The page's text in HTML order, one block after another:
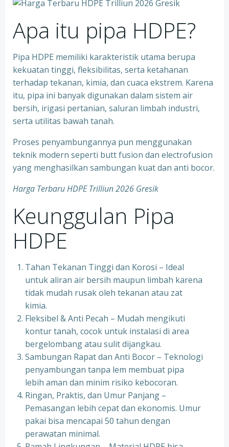
Apa itu pipa HDPE?
Pipa HDPE memiliki karakteristik utama berupa
kekuatan tinggi, fleksibilitas, serta ketahanan
terhadap tekanan, kimia, dan cuaca ekstrem. Karena
itu, pipa ini banyak digunakan dalam sistem air
bersih, irigasi pertanian, saluran limbah industri,
serta utilitas bawah tanah.
Proses penyambungannya pun menggunakan
teknik modern seperti butt fusion dan electrofusion
yang menghasilkan sambungan kuat dan anti bocor.
Harga Terbaru HDPE Trilliun 2026 Gresik
Keunggulan Pipa
HDPE
Tahan Tekanan Tinggi dan Korosi – Ideal
untuk aliran air bersih maupun limbah karena
tidak mudah rusak oleh tekanan atau zat
kimia.
Fleksibel & Anti Pecah – Mudah mengikuti
kontur tanah, cocok untuk instalasi di area
bergelombang atau sulit dijangkau.
Sambungan Rapat dan Anti Bocor – Teknologi
penyambungan tanpa lem membuat pipa
lebih aman dan minim risiko kebocoran.
Ringan, Praktis, dan Umur Panjang –
Pemasangan lebih cepat dan ekonomis. Umur
pakai bisa mencapai 50 tahun dengan
perawatan minimal.